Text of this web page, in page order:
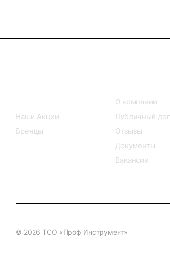
Наши Акции
Бренды
О компании
Публичный
Отзывы
Документы
Вакансии
© 2026 ТОО «Проф Инструмент»